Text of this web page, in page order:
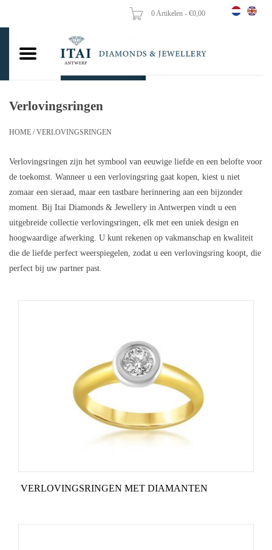
0 Artikelen - €0,00
Trouwringen
Vrouw ringen
Gouden Munten
Verlovingsringen
HOME /VERLOVINGSRINGEN
Verlovingsringen zijn het symbool van eeuwige liefde en een belofte voor
de toekomst. Wanneer u een verlovingsring gaat kopen, kiest u niet
zomaar een sieraad, maar een tastbare herinnering aan een bijzonder
moment. Bij Itai Diamonds & Jewellery in Antwerpen vindt u een
uitgebreide collectie verlovingsringen, elk met een uniek design en
hoogwaardige afwerking. U kunt rekenen op vakmanschap en kwaliteit
die de liefde perfect weerspiegelen, zodat u een verlovingsring koopt, die
perfect bij uw partner past.
VERLOVINGSRINGEN MET DIAMANTEN